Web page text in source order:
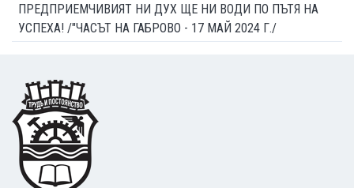
ПРЕДПРИЕМЧИВИЯТ НИ ДУХ ЩЕ НИ ВОДИ ПО ПЪТЯ НА
УСПЕХА! /"ЧАСЪТ НА ГАБРОВО - 17 МАЙ 2024 Г./
Footer